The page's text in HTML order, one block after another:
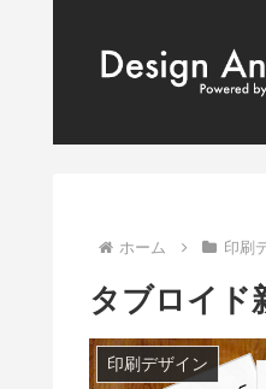
ホーム 印刷
タブロイド
印刷デザイン